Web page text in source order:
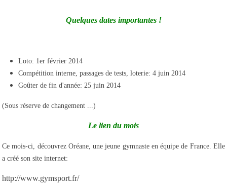
Quelques dates importantes !
Loto: 1er février 2014
Compétition interne, passages de tests, loterie: 4 juin 2014
Goûter de fin d'année: 25 juin 2014
(Sous réserve de changement ...)
Le lien du mois
Ce mois-ci, découvrez Oréane, une jeune gymnaste en équipe de France. Elle
a créé son site internet:
http://www.gymsport.fr/